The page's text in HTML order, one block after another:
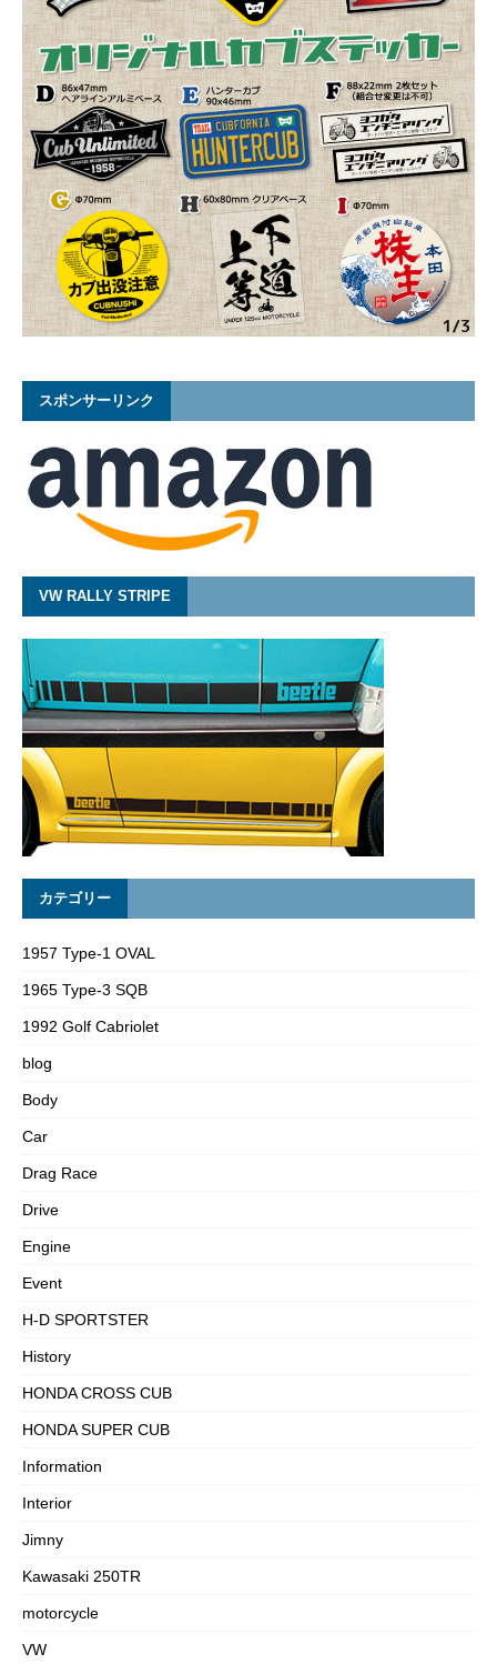
スポンサーリンク
VW RALLY STRIPE
カテゴリー
1957 Type-1 OVAL
1965 Type-3 SQB
1992 Golf Cabriolet
blog
Body
Car
Drag Race
Drive
Engine
Event
H-D SPORTSTER
History
HONDA CROSS CUB
HONDA SUPER CUB
Information
Interior
Jimny
Kawasaki 250TR
motorcycle
VW